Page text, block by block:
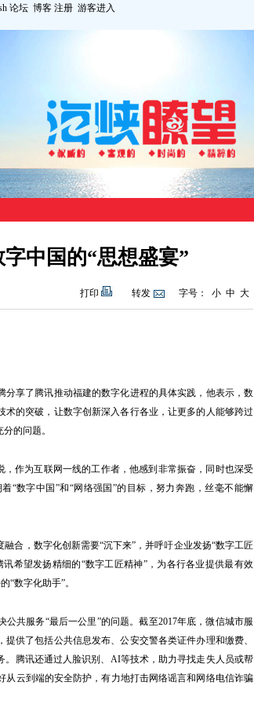
论坛 博客 注册 游客进入
中国的“思想盛宴”
字号： 小 中 大
转发
打印
享了腾讯推动福建的数字化进程的具体实践，他表示，数
的突破，让数字创新深入各行各业，让更多的人能够跨过
的问题。
作为互联网一线的工作者，他感到非常振奋，同时也深受
“数字中国”和“网络强国”的目标，努力奔跑，丝毫不能懈
，数字化创新需要“沉下来”，并呼吁企业发扬“数字工匠
希望发扬精细的“数字工匠精神”，为各行各业提供最有效
“数字化助手”。
服务“最后一公里”的问题。截至2017年底，微信城市服
供了包括公共信息发布、公安交警各类证件办理和缴费、
腾讯还通过人脸识别、AI等技术，助力寻找走失人员或帮
云到端的安全防护，有力地打击网络谣言和网络电信诈骗